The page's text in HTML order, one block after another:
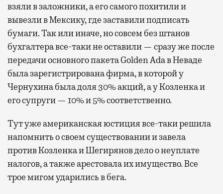
взяли в заложники, а его самого похитили и
вывезли в Мексику, где заставили подписать
бумаги. Так или иначе, но совсем без штанов
бухгалтера все-таки не оставили — сразу же после
передачи основного пакета Golden Ada в Неваде
была зарегистрирована фирма, в которой у
Чернухина была доля 30% акций, а у Козленка и
его супруги — 10% и 5% соответственно.
Тут уже американская юстиция все-таки решила
напомнить о своем существовании и завела
против Козленка и Шегирянов дело о неуплате
налогов, а также арестовала их имущество. Все
трое мигом ударились в бега.